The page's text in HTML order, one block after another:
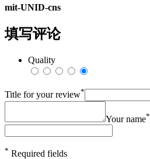
mit-UNID-cns
填写评论
Quality
Title for your review*
Your name*
* Required fields